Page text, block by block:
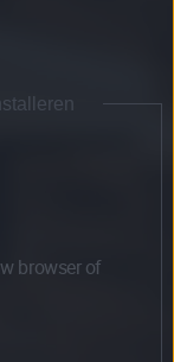
browser of